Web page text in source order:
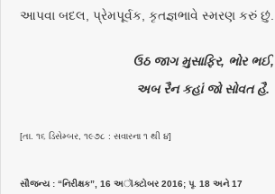
આપવા બદલ, પ્રેમપૂર્વક, કૃતજ્ઞભાવે સ્મરણ કરું છું.
ઉઠ જાગ મુસાફિર, ભોર ભઈ,
અબ રૈન કહાં જો સોવત હૈ.
[તા. ૧૬ ડિસેમ્બર, ૧૯૭૮ : સવારના ૧ થી ૪]
સૌજન્ય : “નિરીક્ષક”, 16 અૉક્ટોબર 2016; પૃ. 18 અને 17